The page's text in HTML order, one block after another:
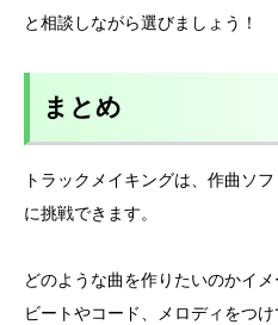
と相談しながら選びましょう！
まとめ
トラックメイキングは、作曲ソ
に挑戦できます。
どのような曲を作りたいのかイ
ビートやコード、メロディをつけ